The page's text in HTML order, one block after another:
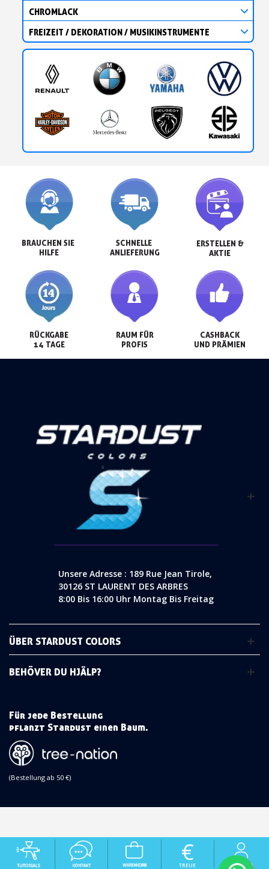
CHROMLACK
FREIZEIT / DEKORATION / MUSIKINSTRUMENTE
BRAUCHEN SIE
HILFE
SCHNELLE
ANLIEFERUNG
ERSTELLEN &
AKTIE
RÜCKGABE
14 TAGE
RAUM FÜR
PROFIS
CASHBACK
UND PRÄMIEN
Unsere Adresse : 189 Rue Jean Tirole,
30126 ST LAURENT DES ARBRES
8:00 Bis 16:00 Uhr Montag Bis Freitag
ÜBER STARDUST COLORS
BEHÖVER DU HJÄLP?
Für jede Bestellung
pflanzt Stardust einen Baum.
(Bestellung ab 50 €)
€
TREUE